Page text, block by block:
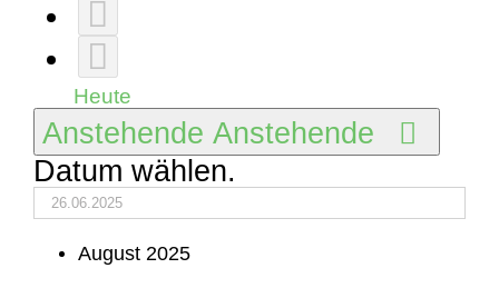
Heute
Anstehende Anstehende
Datum wählen.
August 2025